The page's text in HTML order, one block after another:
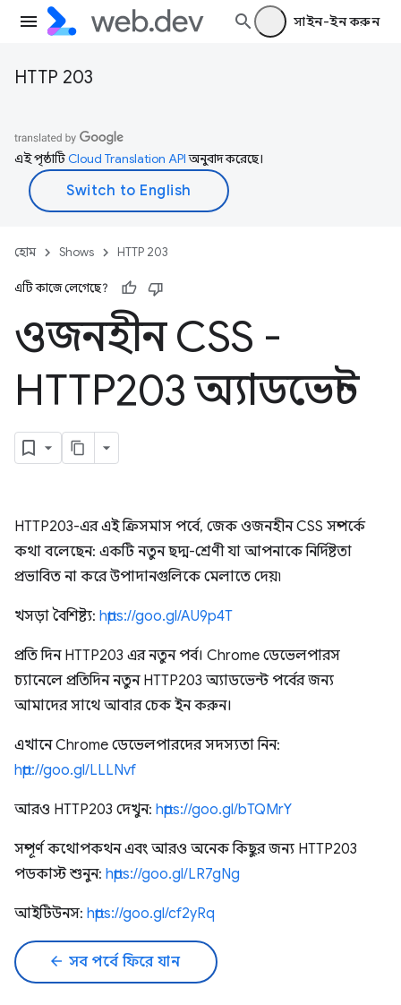
সাইন-ইন করুন
HTTP 203
এই পৃষ্ঠাটিCloud Translation APIঅনুবাদ করেছে।
হোম Shows HTTP 203
এটি কাজে লেগেছে?
ওজনহীন CSS -
HTTP203 অ্যাডভেন্ট
HTTP203-এর এই ক্রিসমাস পর্বে, জেক ওজনহীন CSS সম্পর্কে
কথা বলেছেন: একটি নতুন ছদ্ম-শ্রেণী যা আপনাকে নির্দিষ্টতা
প্রভাবিত না করে উপাদানগুলিকে মেলাতে দেয়৷
খসড়া বৈশিষ্ট্য: https://goo.gl/AU9p4T
প্রতি দিন HTTP203 এর নতুন পর্ব। Chrome ডেভেলপারস
চ্যানেলে প্রতিদিন নতুন HTTP203 অ্যাডভেন্ট পর্বের জন্য
আমাদের সাথে আবার চেক ইন করুন।
এখানে Chrome ডেভেলপারদের সদস্যতা নিন:
http://goo.gl/LLLNvf
আরও HTTP203 দেখুন: https://goo.gl/bTQMrY
সম্পূর্ণ কথোপকথন এবং আরও অনেক কিছুর জন্য HTTP203
পডকাস্ট শুনুন: https://goo.gl/LR7gNg
আইটিউনস: https://goo.gl/cf2yRq
arrow_back সব পর্বে ফিরে যান